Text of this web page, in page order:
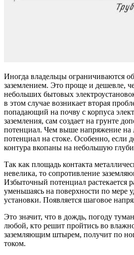
Иногда владельцы ограничиваются
заземлением. Это проще и дешевле,
небольших бытовых
в этом случае возникает вторая
попадающий на почву с корпуса
заземления, сам создает на грунте
потенциал. Чем выше напряжение
потенциал на стоке. Особенно, если
контура вкопаны на небольшую
Так как площадь контакта
невелика, то сопротивление
Избыточный потенциал растекается
уменьшаясь на поверхности по мере
установки. Появляется шаговое
Это значит, что в дождь, погоду
любой, кто решит пройтись во
заземляющим штырем, получит по
током.